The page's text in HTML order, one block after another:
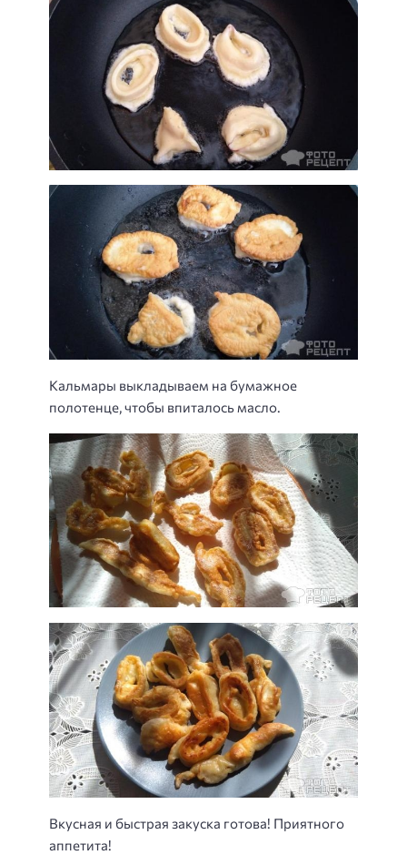
Кальмары выкладываем на бумажное
полотенце, чтобы впиталось масло.
Вкусная и быстрая закуска готова! Приятного
аппетита!